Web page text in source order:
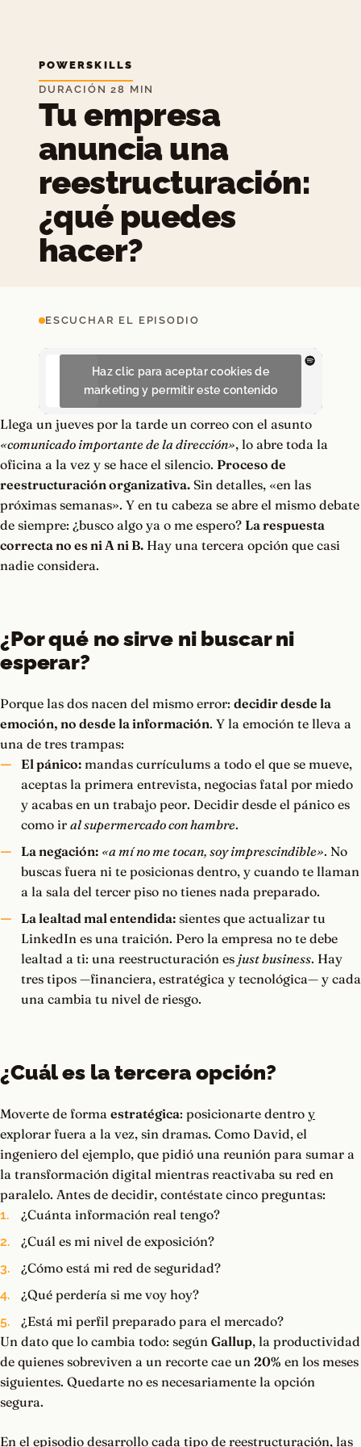
POWERSKILLS
DURACIÓN 28 MIN
Tu empresa
anuncia una
reestructuración:
¿qué puedes
hacer?
ESCUCHAR EL EPISODIO
Haz clic para aceptar cookies de
marketing y permitir este contenido
Llega un jueves por la tarde un correo con el asunto
«comunicado importante de la dirección», lo abre toda la
oficina a la vez y se hace el silencio. Proceso de
reestructuración organizativa. Sin detalles, «en las
próximas semanas». Y en tu cabeza se abre el mismo debate
de siempre: ¿busco algo ya o me espero? La respuesta
correcta no es ni A ni B. Hay una tercera opción que casi
nadie considera.
¿Por qué no sirve ni buscar ni
esperar?
Porque las dos nacen del mismo error: decidir desde la
emoción, no desde la información. Y la emoción te lleva a
una de tres trampas:
El pánico:mandas currículums a todo el que se mueve,
aceptas la primera entrevista, negocias fatal por miedo
y acabas en un trabajo peor. Decidir desde el pánico es
como ir al supermercado con hambre.
La negación: «a mí no me tocan, soy imprescindible». No
buscas fuera ni te posicionas dentro, y cuando te llaman
a la sala del tercer piso no tienes nada preparado.
La lealtad mal entendida:sientes que actualizar tu
LinkedIn es una traición. Pero la empresa no te debe
lealtad a ti: una reestructuración es just business. Hay
tres tipos —financiera, estratégica y tecnológica— y cada
una cambia tu nivel de riesgo.
¿Cuál es la tercera opción?
Moverte de forma estratégica: posicionarte dentro y
explorar fuera a la vez, sin dramas. Como David, el
ingeniero del ejemplo, que pidió una reunión para sumar a
la transformación digital mientras reactivaba su red en
paralelo. Antes de decidir, contéstate cinco preguntas:
¿Cuánta información real tengo?
¿Cuál es mi nivel de exposición?
¿Cómo está mi red de seguridad?
¿Qué perdería si me voy hoy?
¿Está mi perfil preparado para el mercado?
Un dato que lo cambia todo: según Gallup, la productividad
de quienes sobreviven a un recorte cae un 20% en los meses
siguientes. Quedarte no es necesariamente la opción
segura.
En el episodio desarrollo cada tipo de reestructuración, las